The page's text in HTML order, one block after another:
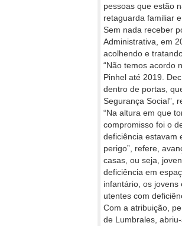
pessoas que estão
retaguarda familiar
Sem nada receber
Administrativa, em
acolhendo e
“Não temos acordo
Pinhel até 2019.
dentro de portas,
Segurança Social”,
“Na altura em que
compromisso foi o
deficiência estavam
perigo”, refere,
casas, ou seja,
deficiência em
infantário, os
utentes com
Com a atribuição,
de Lumbrales,